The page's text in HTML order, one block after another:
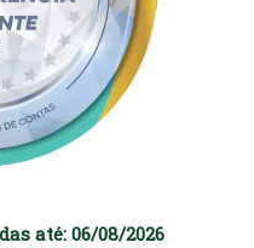
até: 06/08/2026